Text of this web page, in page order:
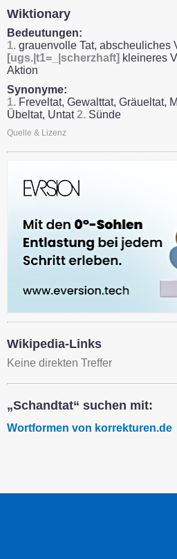
Wiktionary
Bedeutungen:
1. grauenvolle Tat, abscheuliches
[ugs.|t1=_|scherzhaft] kleineres
Aktion
Synonyme:
1. Freveltat, Gewalttat, Gräueltat,
Übeltat, Untat2. Sünde
Quelle & Lizenz
Wikipedia-Links
Keine direkten Treffer
„Schandtat“ suchen mit:
Wortformen von korrekturen.de